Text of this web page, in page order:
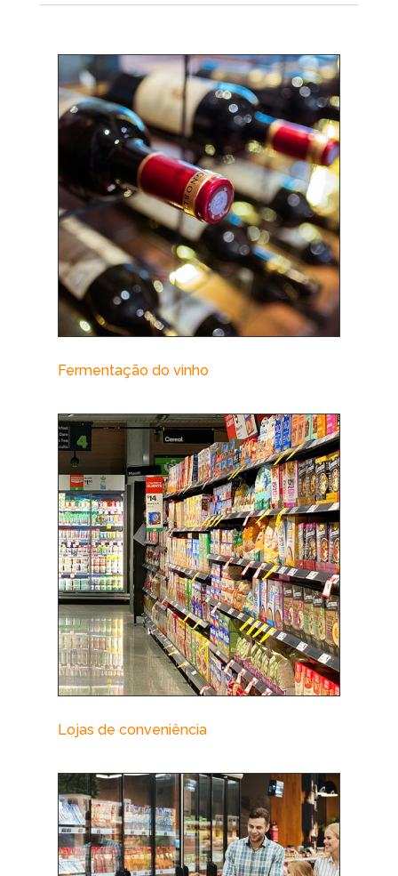
Fermentação do vinho
Lojas de conveniência